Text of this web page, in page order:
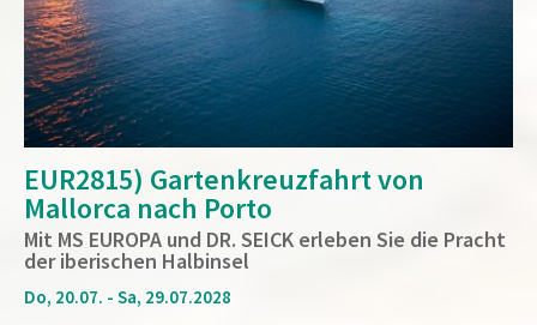
EUR2815) Gartenkreuzfahrt von
Mallorca nach Porto
Mit MS EUROPA und DR. SEICK erleben Sie die Pracht
der iberischen Halbinsel
Do, 20.07. - Sa, 29.07.2028